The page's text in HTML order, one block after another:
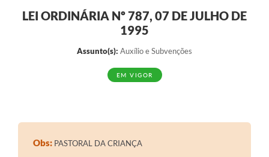
Secretarias
LEI ORDINÁRIA Nº 787, 07 DE JULHO DE
1995
Assunto(s): Auxílio e Subvenções
EM VIGOR
Obs: PASTORAL DA CRIANÇA